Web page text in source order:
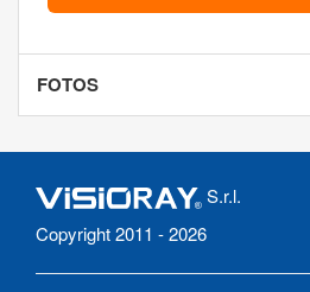
FOTOS
S.r.l.
Copyright 2011 - 2026